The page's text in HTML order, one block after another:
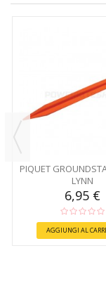
PIQUET
LYNN
6,95 €
AGGIUNGI AL